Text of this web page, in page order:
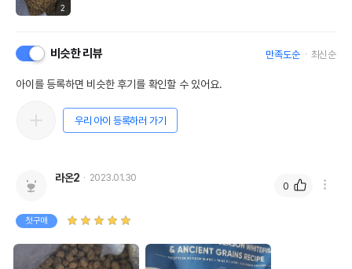
2
비슷한 리뷰 만족도순 최신순
아이를 등록하면 비슷한 후기를 확인할 수 있어요.
우리 아이 등록하러 가기
라온2 2023.01.30
첫구매
0